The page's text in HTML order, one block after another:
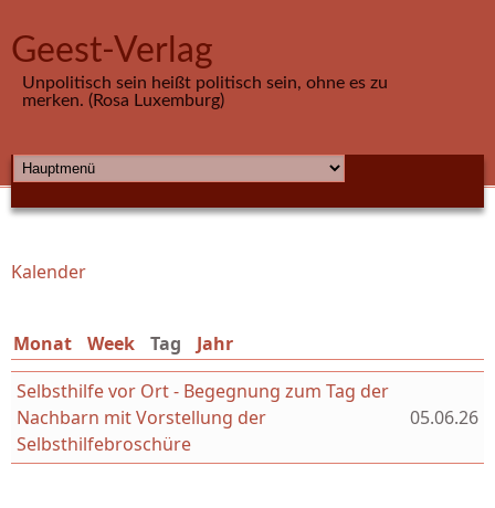
Geest-Verlag
Unpolitisch sein heißt politisch sein, ohne es zu
merken. (Rosa Luxemburg)
HAUPTMENÜ
Sie sind hier
Kalender
Monat Week Tag (aktiver Reiter)
Jahr
Selbsthilfe vor Ort - Begegnung zum Tag der
Nachbarn mit Vorstellung der
Selbsthilfebroschüre
05.06.26